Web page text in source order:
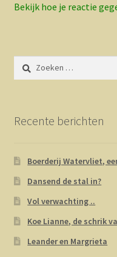
Bekijk hoe je reactie
Zoeken
naar:
Recente berichten
Boerderij Watervliet,
Dansend de stal in?
Vol verwachting ..
Koe Lianne, de schrik
Leander en Margrieta